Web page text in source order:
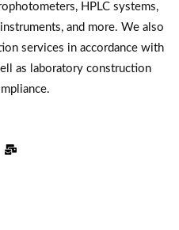
HPLC systems,
and more. We also
services in accordance with
as laboratory construction